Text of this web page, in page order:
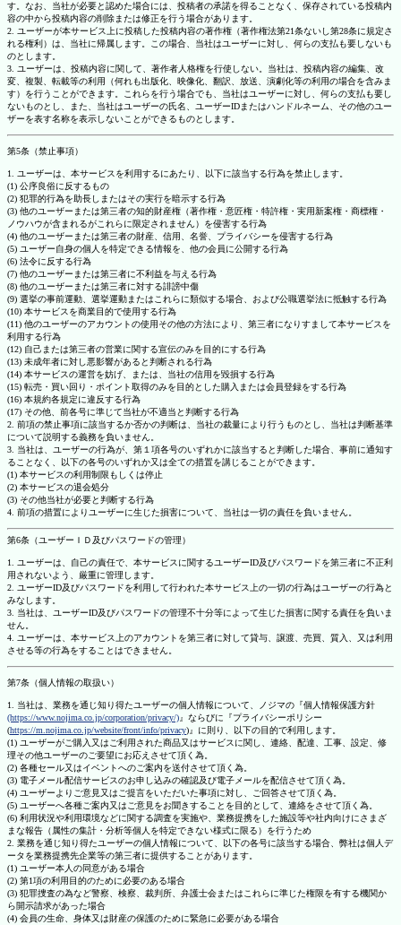
す。なお、当社が必要と認めた場合には、投稿者の承諾を得ることなく、保存されている投稿内
容の中から投稿内容の削除または修正を行う場合があります。
2. ユーザーが本サービス上に投稿した投稿内容の著作権（著作権法第21条ないし第28条に規定さ
れる権利）は、当社に帰属します。この場合、当社はユーザーに対し、何らの支払も要しないも
のとします。
3. ユーザーは、投稿内容に関して、著作者人格権を行使しない。当社は、投稿内容の編集、改
変、複製、転載等の利用（何れも出版化、映像化、翻訳、放送、演劇化等の利用の場合を含みま
す）を行うことができます。これらを行う場合でも、当社はユーザーに対し、何らの支払も要し
ないものとし、また、当社はユーザーの氏名、ユーザーIDまたはハンドルネーム、その他のユー
ザーを表す名称を表示しないことができるものとします。
第5条（禁止事項）
1. ユーザーは、本サービスを利用するにあたり、以下に該当する行為を禁止します。
(1) 公序良俗に反するもの
(2) 犯罪的行為を助長しまたはその実行を暗示する行為
(3) 他のユーザーまたは第三者の知的財産権（著作権・意匠権・特許権・実用新案権・商標権・
ノウハウが含まれるがこれらに限定されません）を侵害する行為
(4) 他のユーザーまたは第三者の財産、信用、名誉、プライバシーを侵害する行為
(5) ユーザー自身の個人を特定できる情報を、他の会員に公開する行為
(6) 法令に反する行為
(7) 他のユーザーまたは第三者に不利益を与える行為
(8) 他のユーザーまたは第三者に対する誹謗中傷
(9) 選挙の事前運動、選挙運動またはこれらに類似する場合、および公職選挙法に抵触する行為
(10) 本サービスを商業目的で使用する行為
(11) 他のユーザーのアカウントの使用その他の方法により、第三者になりすまして本サービスを
利用する行為
(12) 自己または第三者の営業に関する宣伝のみを目的にする行為
(13) 未成年者に対し悪影響があると判断される行為
(14) 本サービスの運営を妨げ、または、当社の信用を毀損する行為
(15) 転売・買い回り・ポイント取得のみを目的とした購入または会員登録をする行為
(16) 本規約各規定に違反する行為
(17) その他、前各号に準じて当社が不適当と判断する行為
2. 前項の禁止事項に該当するか否かの判断は、当社の裁量により行うものとし、当社は判断基準
について説明する義務を負いません。
3. 当社は、ユーザーの行為が、第１項各号のいずれかに該当すると判断した場合、事前に通知す
ることなく、以下の各号のいずれか又は全ての措置を講じることができます。
(1) 本サービスの利用制限もしくは停止
(2) 本サービスの退会処分
(3) その他当社が必要と判断する行為
4. 前項の措置によりユーザーに生じた損害について、当社は一切の責任を負いません。
第6条（ユーザーＩＤ及びパスワードの管理）
1. ユーザーは、自己の責任で、本サービスに関するユーザーID及びパスワードを第三者に不正利
用されないよう、厳重に管理します。
2. ユーザーID及びパスワードを利用して行われた本サービス上の一切の行為はユーザーの行為と
みなします。
3. 当社は、ユーザーID及びパスワードの管理不十分等によって生じた損害に関する責任を負いま
せん。
4. ユーザーは、本サービス上のアカウントを第三者に対して貸与、譲渡、売買、質入、又は利用
させる等の行為をすることはできません。
第7条（個人情報の取扱い）
1. 当社は、業務を通じ知り得たユーザーの個人情報について、ノジマの『個人情報保護方針
(https://www.nojima.co.jp/corporation/privacy/)』ならびに『プライバシーポリシー
(https://m.nojima.co.jp/website/front/info/privacy)』に則り、以下の目的で利用します。
(1) ユーザーがご購入又はご利用された商品又はサービスに関し、連絡、配達、工事、設定、修
理その他ユーザーのご要望にお応えさせて頂く為。
(2) 各種セール又はイベントへのご案内を送付させて頂く為。
(3) 電子メール配信サービスのお申し込みの確認及び電子メールを配信させて頂く為。
(4) ユーザーよりご意見又はご提言をいただいた事項に対し、ご回答させて頂く為。
(5) ユーザーへ各種ご案内又はご意見をお聞きすることを目的として、連絡をさせて頂く為。
(6) 利用状況や利用環境などに関する調査を実施や、業務提携をした施設等や社内向けにさまざ
まな報告（属性の集計・分析等個人を特定できない様式に限る）を行うため
2. 業務を通じ知り得たユーザーの個人情報について、以下の各号に該当する場合、弊社は個人デ
ータを業務提携先企業等の第三者に提供することがあります。
(1) ユーザー本人の同意がある場合
(2) 第1項の利用目的のために必要のある場合
(3) 犯罪捜査の為など警察、検察、裁判所、弁護士会またはこれらに準じた権限を有する機関か
ら開示請求があった場合
(4) 会員の生命、身体又は財産の保護のために緊急に必要がある場合